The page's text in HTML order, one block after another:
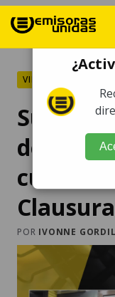
VIDEOS
Súper
dejaron
cuartos
POR IVONNE